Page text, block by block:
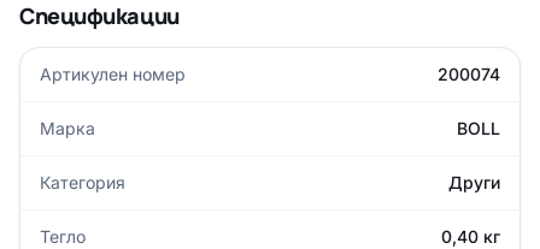
Спецификации
Артикулен номер 200074
Марка BOLL
Категория Други
Тегло 0,40 кг